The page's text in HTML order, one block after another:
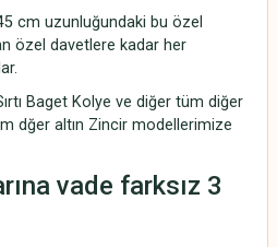
cm uzunluğundaki bu özel
özel davetlere kadar her
Baget Kolye ve diğer tüm diğer
dğer altın Zincir modellerimize
vade farksız 3